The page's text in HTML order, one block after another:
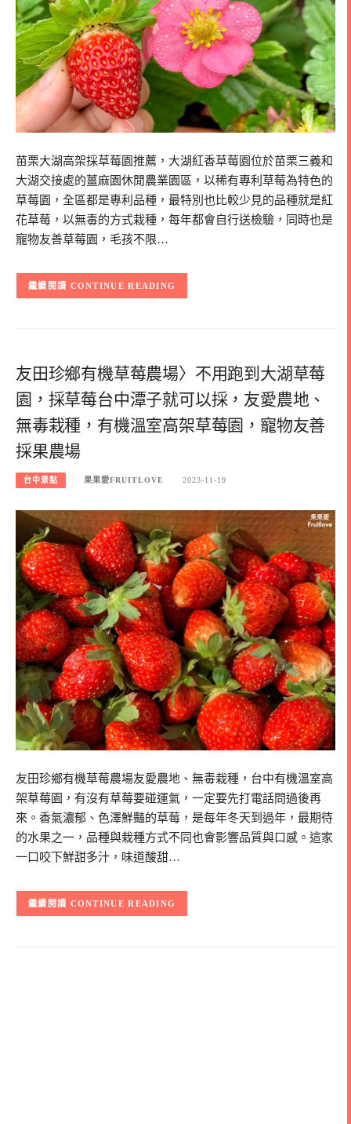
苗栗大湖高架採草莓園推薦，大湖紅香草莓園位於苗栗三義和
大湖交接處的薑麻園休閒農業園區，以稀有專利草莓為特色的
草莓園，全區都是專利品種，最特別也比較少見的品種就是紅
花草莓，以無毒的方式栽種，每年都會自行送檢驗，同時也是
寵物友善草莓園，毛孩不限…
CONTINUE READING
友田珍鄉有機草莓農場〉不用跑到大湖草莓
園，採草莓台中潭子就可以採，友愛農地、
無毒栽種，有機溫室高架草莓園，寵物友善
採果農場
台中景點 果果愛FRUITLOVE 2023-11-19
友田珍鄉有機草莓農場友愛農地、無毒栽種，台中有機溫室高
架草莓園，有沒有草莓要碰運氣，一定要先打電話問過後再
來。香氣濃郁、色澤鮮豔的草莓，是每年冬天到過年，最期待
的水果之一，品種與栽種方式不同也會影響品質與口感。這家
一口咬下鮮甜多汁，味道酸甜…
CONTINUE READING